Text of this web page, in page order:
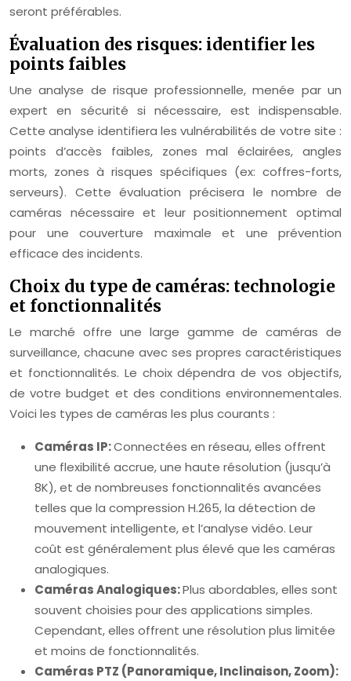
seront préférables.
Évaluation des risques: identifier les
points faibles
Une analyse de risque professionnelle, menée par un
expert en sécurité si nécessaire, est indispensable.
Cette analyse identifiera les vulnérabilités de votre site :
points d’accès faibles, zones mal éclairées, angles
morts, zones à risques spécifiques (ex: coffres-forts,
serveurs). Cette évaluation précisera le nombre de
caméras nécessaire et leur positionnement optimal
pour une couverture maximale et une prévention
efficace des incidents.
Choix du type de caméras: technologie
et fonctionnalités
Le marché offre une large gamme de caméras de
surveillance, chacune avec ses propres caractéristiques
et fonctionnalités. Le choix dépendra de vos objectifs,
de votre budget et des conditions environnementales.
Voici les types de caméras les plus courants :
Caméras IP:Connectées en réseau, elles offrent
une flexibilité accrue, une haute résolution (jusqu’à
8K), et de nombreuses fonctionnalités avancées
telles que la compression H.265, la détection de
mouvement intelligente, et l’analyse vidéo. Leur
coût est généralement plus élevé que les caméras
analogiques.
Caméras Analogiques:Plus abordables, elles sont
souvent choisies pour des applications simples.
Cependant, elles offrent une résolution plus limitée
et moins de fonctionnalités.
Caméras PTZ (Panoramique, Inclinaison, Zoom):